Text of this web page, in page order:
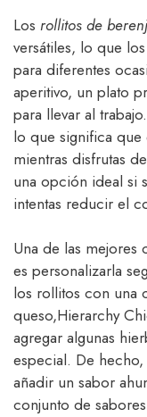
Los rollitos de
versátiles, lo que
para diferentes
aperitivo, un plato
para llevar al
lo que significa que
mientras disfrutas
una opción ideal si
intentas reducir el
Una de las mejores
es personalizarla
los rollitos con una
queso,Hierarchy
agregar algunas
especial. De
añadir un sabor
conjunto de